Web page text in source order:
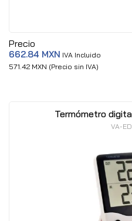
Precio
662.84 MXN IVA Incluido
571.42 MXN (Precio sin IVA)
Termómetro
VA-